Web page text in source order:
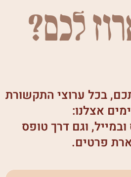
לכם?
בכל ערוצי התקשורת
אצלנו:
וגם דרך טופס
פרטים.